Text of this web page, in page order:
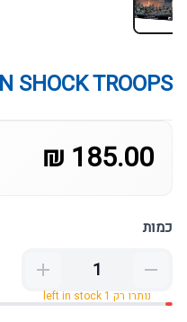
SHOCK TROOPS
185.00 ₪
כמות
נותרו רק 1 left in stock